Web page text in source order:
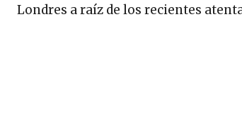
Londres a raíz de los recientes